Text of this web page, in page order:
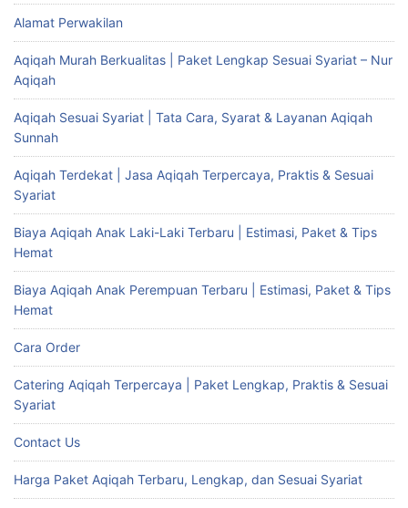
Alamat Perwakilan
Aqiqah Murah Berkualitas | Paket Lengkap Sesuai Syariat – Nur
Aqiqah
Aqiqah Sesuai Syariat | Tata Cara, Syarat & Layanan Aqiqah
Sunnah
Aqiqah Terdekat | Jasa Aqiqah Terpercaya, Praktis & Sesuai
Syariat
Biaya Aqiqah Anak Laki-Laki Terbaru | Estimasi, Paket & Tips
Hemat
Biaya Aqiqah Anak Perempuan Terbaru | Estimasi, Paket & Tips
Hemat
Cara Order
Catering Aqiqah Terpercaya | Paket Lengkap, Praktis & Sesuai
Syariat
Contact Us
Harga Paket Aqiqah Terbaru, Lengkap, dan Sesuai Syariat